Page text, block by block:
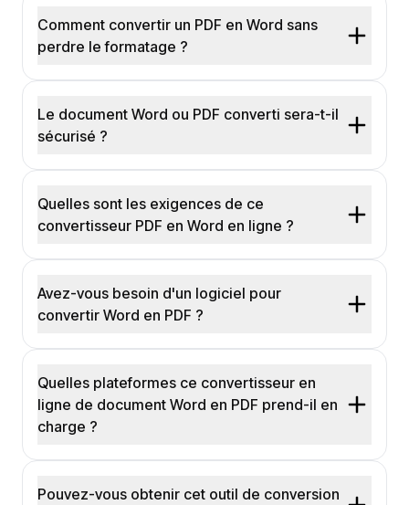
Comment convertir un PDF en Word sans
perdre le formatage ?
Le document Word ou PDF converti sera-t-il
sécurisé ?
Quelles sont les exigences de ce
convertisseur PDF en Word en ligne ?
Avez-vous besoin d'un logiciel pour
convertir Word en PDF ?
Quelles plateformes ce convertisseur en
ligne de document Word en PDF prend-il en
charge ?
Pouvez-vous obtenir cet outil de conversion